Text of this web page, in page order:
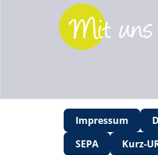
Impressum
SEPA
Kurz-